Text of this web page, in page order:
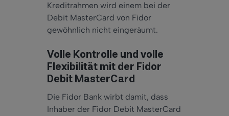
Kreditrahmen wird einem bei der
Debit MasterCard von Fidor
gewöhnlich nicht eingeräumt.
Volle Kontrolle und volle
Flexibilität mit der Fidor
Debit MasterCard
Die Fidor Bank wirbt damit, dass
Inhaber der Fidor Debit MasterCard